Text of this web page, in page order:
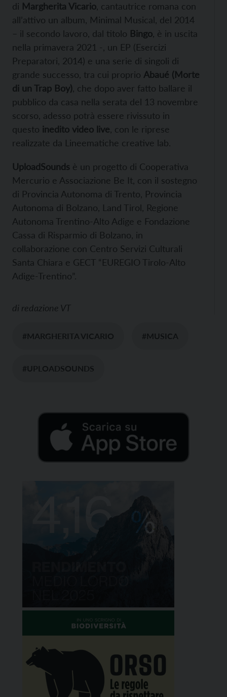
di Margherita Vicario , cantautrice romana con
all’attivo un album, Minimal Musical, del 2014
– il secondo lavoro, dal titolo Bingo , è in uscita
nella primavera 2021 -, un EP (Esercizi
Preparatori, 2014) e una serie di singoli di
grande successo, tra cui proprio Abaué (Morte
di un Trap Boy) , che dopo aver fatto ballare il
pubblico da casa nella serata del 13 novembre
scorso, adesso potrà essere rivissuto in
questo inedito video live , con le riprese
realizzate da Lineematiche creative lab.
UploadSounds è un progetto di Cooperativa
Mercurio e Associazione Be It, con il sostegno
di Provincia Autonoma di Trento, Provincia
Autonoma di Bolzano, Land Tirol, Regione
Autonoma Trentino-Alto Adige e Fondazione
Cassa di Risparmio di Bolzano, in
collaborazione con Centro Servizi Culturali
Santa Chiara e GECT “EUREGIO Tirolo-Alto
Adige-Trentino”.
di redazione VT
#MARGHERITA VICARIO #MUSICA
#UPLOADSOUNDS